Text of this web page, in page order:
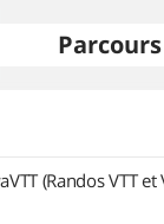
(Randos VTT et